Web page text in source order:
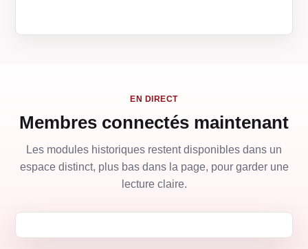
EN DIRECT
Membres connectés maintenant
Les modules historiques restent disponibles dans un
espace distinct, plus bas dans la page, pour garder une
lecture claire.